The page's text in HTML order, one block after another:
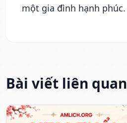
một gia đình hạnh phúc.
Bài viết liên quan